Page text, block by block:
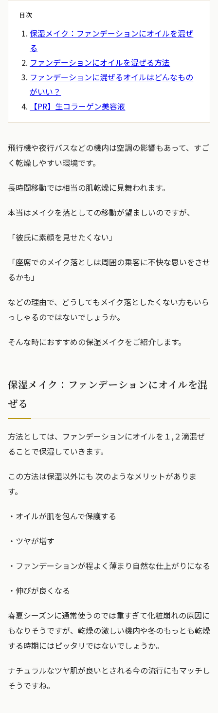
目次
保湿メイク：ファンデーションにオイルを混ぜ
る
ファンデーションにオイルを混ぜる方法
ファンデーションに混ぜるオイルはどんなもの
がいい？
【PR】生コラーゲン美容液
飛行機や夜行バスなどの機内は空調の影響もあって、すご
く乾燥しやすい環境です。
長時間移動では相当の肌乾燥に見舞われます。
本当はメイクを落としての移動が望ましいのですが、
「彼氏に素顔を見せたくない」
「座席でのメイク落としは周囲の乗客に不快な思いをさせ
るかも」
などの理由で、どうしてもメイク落としたくない方もいら
っしゃるのではないでしょうか。
そんな時におすすめの保湿メイクをご紹介します。
保湿メイク：ファンデーションにオイルを混
ぜる
方法としては、ファンデーションにオイルを１,２滴混ぜ
ることで保湿していきます。
この方法は保湿以外にも 次のようなメリットがありま
す。
・オイルが肌を包んで保護する
・ツヤが増す
・ファンデーションが程よく薄まり自然な仕上がりになる
・伸びが良くなる
春夏シーズンに通常使うのでは重すぎて化粧崩れの原因に
もなりそうですが、乾燥の激しい機内や冬のもっとも乾燥
する時期にはピッタリではないでしょうか。
ナチュラルなツヤ肌が良いとされる今の流行にもマッチし
そうですね。